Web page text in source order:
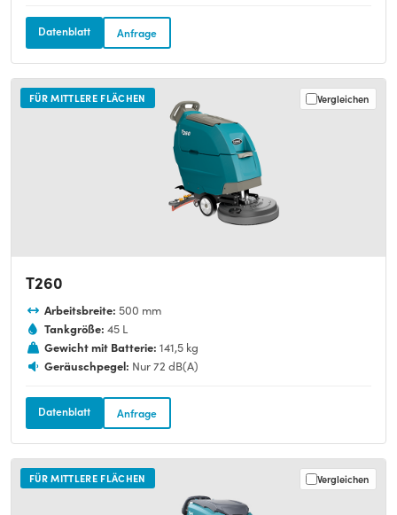
Datenblatt Anfrage
FÜR MITTLERE FLÄCHEN Vergleichen
T260
Arbeitsbreite: 500 mm
Tankgröße: 45 L
Gewicht mit Batterie: 141,5 kg
Geräuschpegel: Nur 72 dB(A)
Datenblatt Anfrage
FÜR MITTLERE FLÄCHEN Vergleichen